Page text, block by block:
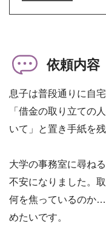
依頼内容
息子は普段通りに自
「借金の取り立ての
いて」と置き手紙を
大学の事務室に尋ね
不安になりました。
何を焦っているのか
めたいです。